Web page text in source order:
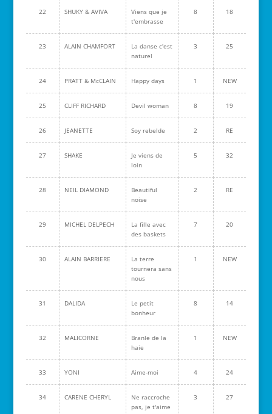
22 SHUKY & AVIVA
Viens que je
t'embrasse
8 18
23 ALAIN CHAMFORT
La danse c'est
naturel
3 25
24 PRATT & McCLAIN Happy days 1 NEW
25 CLIFF RICHARD Devil woman 8 19
26 JEANETTE Soy rebelde 2 RE
27 SHAKE
Je viens de
loin
5 32
28 NEIL DIAMOND
Beautiful
noise
2 RE
29 MICHEL DELPECH
La fille avec
des baskets
7 20
30 ALAIN BARRIERE
La terre
tournera sans
nous
1 NEW
31 DALIDA
Le petit
bonheur
8 14
32 MALICORNE
Branle de la
haie
1 NEW
33 YONI Aime-moi 4 24
34 CARENE CHERYL
Ne raccroche
pas, je t'aime
3 27